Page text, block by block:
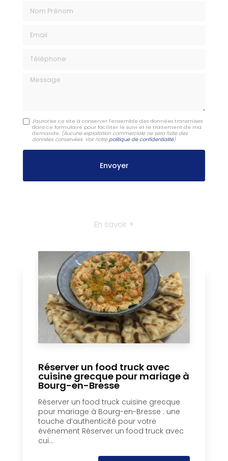
Message
J'autorise ce site à conserver l'ensemble des données transmises
dans ce formulaire pour faciliter le suivi et le traitement de ma
demande. (Aucune exploitation commerciale ne sera faite des
données conservées. Voir notre politique de confidentialité)
En savoir +
Réserver un food truck avec
cuisine grecque pour mariage à
Bourg-en-Bresse
Réserver un food truck cuisine grecque
pour mariage à Bourg-en-Bresse : une
touche d’authenticité pour votre
événement Réserver un food truck avec
cui...